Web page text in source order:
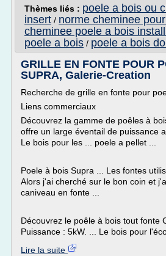
Thèmes liés : poele a bois ou
insert / norme cheminee
cheminee poele a bois
poele a bois / poele a bois
GRILLE EN FONTE POUR
SUPRA, Galerie-Creation
Recherche de grille en fonte pour
Liens commerciaux
Découvrez la gamme de poêles à
offre un large éventail de puissance
Le bois pour les ... poele a pellet ...
Poele à bois Supra ... Les fontes
Alors j'ai cherché sur le bon coin et
caniveau en fonte ...
Découvrez le poêle à bois tout fonte
Puissance : 5kW. ... Le bois pour
Lire la suite